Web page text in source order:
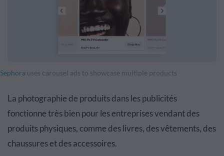
Sephora uses carousel ads to showcase multiple products
La photographie de produits dans les publicités
fonctionne très bien pour les entreprises vendant des
produits physiques, comme des livres, des vêtements, des
chaussures et des accessoires.